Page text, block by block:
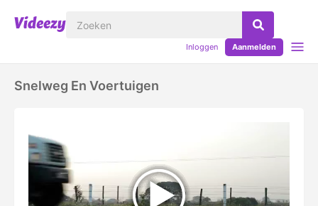
Inloggen Aanmelden
Snelweg En Voertuigen